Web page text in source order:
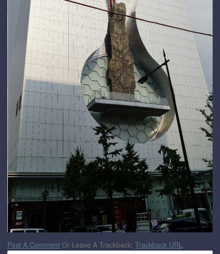
Post A Comment Or Leave A Trackback: Trackback URL